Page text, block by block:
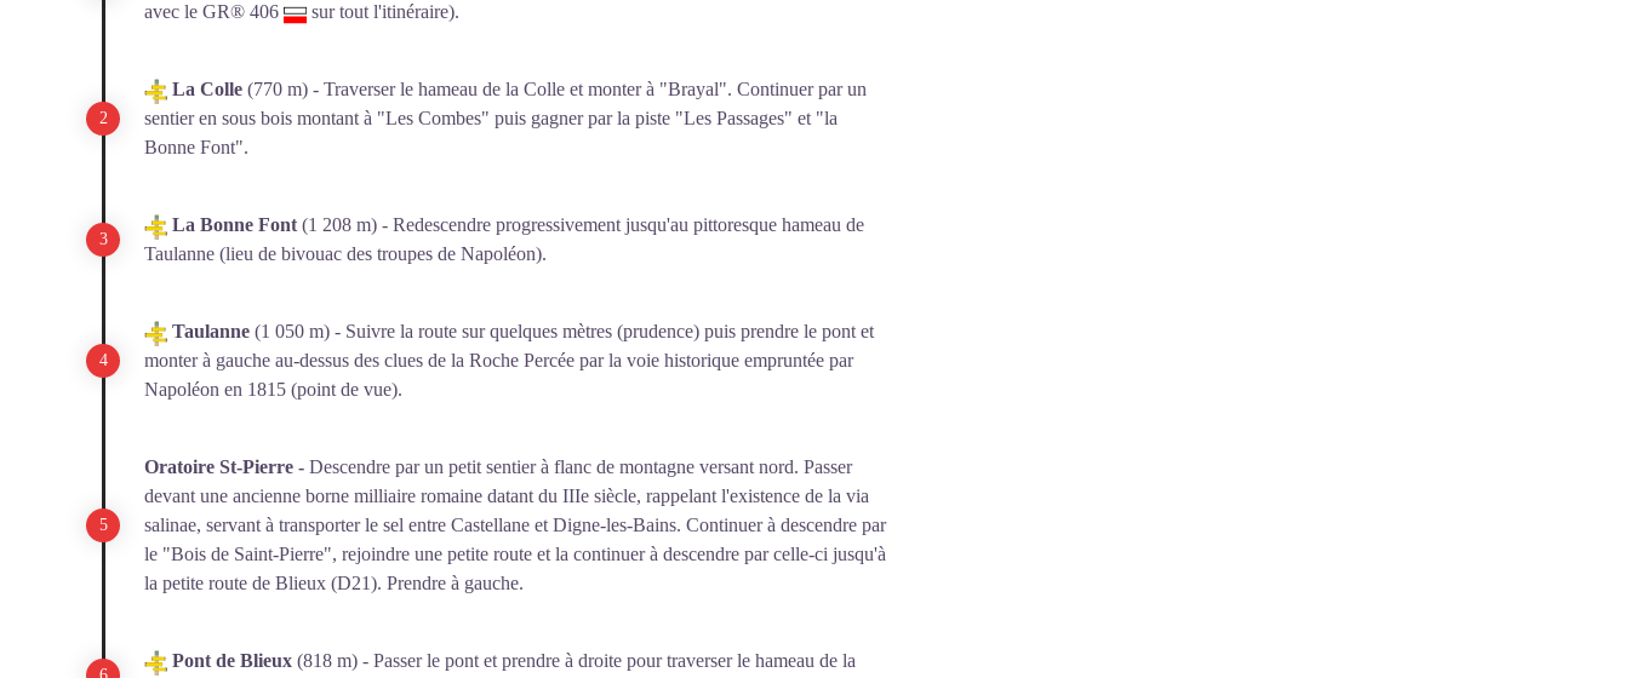
avec le GR® 406
sur tout l'itinéraire).
La Colle (770 m) - Traverser le hameau de la Colle et monter à "Brayal". Continuer par un
sentier en sous bois montant à "Les Combes" puis gagner par la piste "Les Passages" et "la
Bonne Font".
La Bonne Font (1 208 m) - Redescendre progressivement jusqu'au pittoresque hameau de
Taulanne (lieu de bivouac des troupes de Napoléon).
Taulanne (1 050 m) - Suivre la route sur quelques mètres (prudence) puis prendre le pont et
monter à gauche au-dessus des clues de la Roche Percée par la voie historique empruntée par
Napoléon en 1815 (point de vue).
Oratoire St-Pierre - Descendre par un petit sentier à flanc de montagne versant nord. Passer
devant une ancienne borne milliaire romaine datant du IIIe siècle, rappelant l'existence de la via
salinae, servant à transporter le sel entre Castellane et Digne-les-Bains. Continuer à descendre par
le "Bois de Saint-Pierre", rejoindre une petite route et la continuer à descendre par celle-ci jusqu'à
la petite route de Blieux (D21). Prendre à gauche.
Pont de Blieux (818 m) - Passer le pont et prendre à droite pour traverser le hameau de la